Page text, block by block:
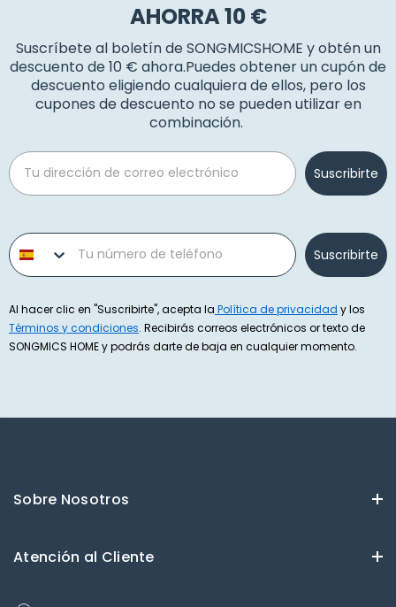
AHORRA 10 €
Suscríbete al boletín de SONGMICSHOME y obtén un
descuento de 10 € ahora.Puedes obtener un cupón de
descuento eligiendo cualquiera de ellos, pero los
cupones de descuento no se pueden utilizar en
combinación.
Email
Suscribirte
Phone number
Suscribirte
Al hacer clic en "Suscribirte", acepta la Política de privacidad y los
Términos y condiciones. Recibirás correos electrónicos or texto de
SONGMICS HOME y podrás darte de baja en cualquier momento.
Sobre Nosotros
Atención al Cliente